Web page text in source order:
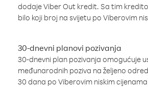
dodaje Viber Out kredit. Sa tim
bilo koji broj na svijetu po Viberovim
30-dnevni planovi pozivanja
30-dnevni plan pozivanja omogućuje
međunarodnih poziva na željeno
30 dana po Viberovim niskim